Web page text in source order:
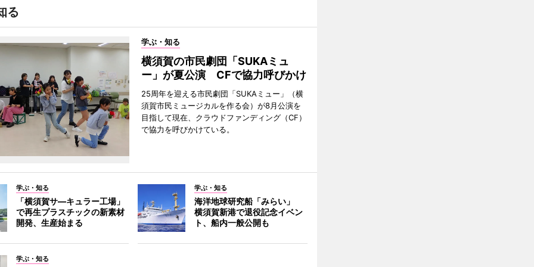
る
学ぶ・知る
横須賀の市民劇団「SUKAミュ
ー」が夏公演 CFで協力呼びかけ
25周年を迎える市民劇団「SUKAミュー」（横
須賀市民ミュージカルを作る会）が8月公演を
目指して現在、クラウドファンディング（CF）
で協力を呼びかけている。
学ぶ・知る
「横須賀サ―キュラー工場」
で再生プラスチックの新素材
開発、生産始まる
学ぶ・知る
海洋地球研究船「みらい」
横須賀新港で退役記念イベン
ト、船内一般公開も
学ぶ・知る